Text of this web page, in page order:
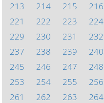
213
214 215 216
221
222 223 224
229
230 231 232
237
238 239 240
245
246 247 248
253
254 255 256
261
262 263 264